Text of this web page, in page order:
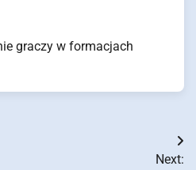
graczy w formacjach
Next: